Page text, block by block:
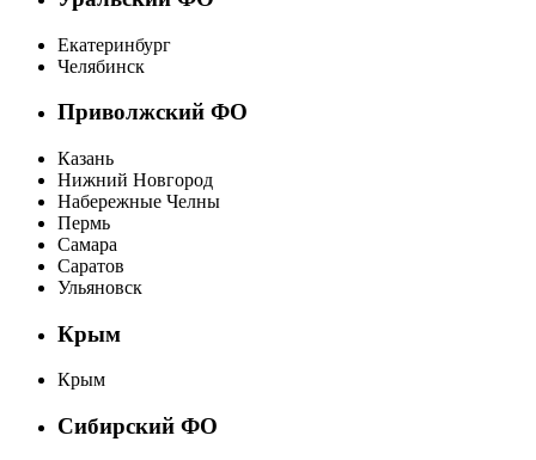
Екатеринбург
Челябинск
Приволжский ФО
Казань
Нижний Новгород
Набережные Челны
Пермь
Самара
Саратов
Ульяновск
Крым
Крым
Сибирский ФО